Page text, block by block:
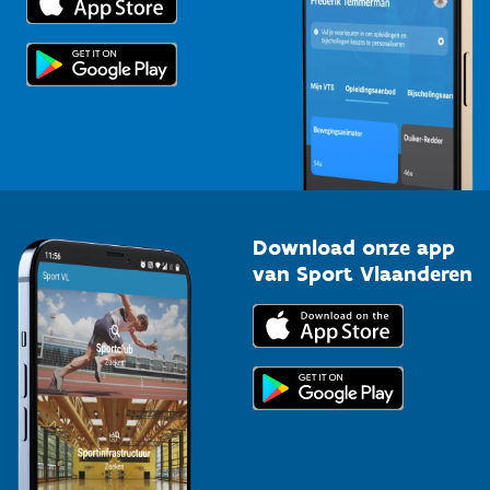
Topsporters
Voor de pers
Download onze app
van Sport Vlaanderen